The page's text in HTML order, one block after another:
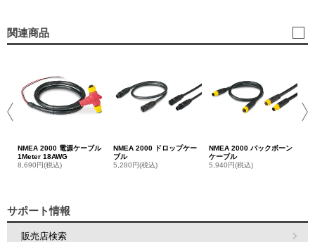
関連商品
NMEA 2000 電源ケーブル
1Meter 18AWG
8,690円(税込)
NMEA 2000 ドロップケー
ブル
5,280円(税込)
NMEA 2000 バックボーン
ケーブル
5,940円(税込)
サポート情報
販売店検索